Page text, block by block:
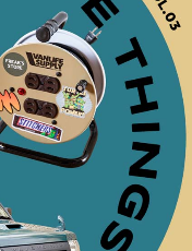
記事を
探す
LL
HOUSE
LINE-
UP